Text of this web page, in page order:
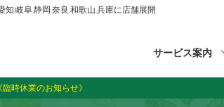
,岐阜,静岡,奈良,和歌山,兵庫に店舗展開
サービス案内
《臨時休業のお知らせ》